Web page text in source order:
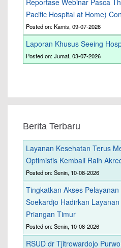
Reportase Webinar Pasca
Pacific Hospital at Home)
Posted on: Kamis, 09-07-2026
Laporan Khusus Seeing
Posted on: Jumat, 03-07-2026
Berita Terbaru
Layanan Kesehatan Terus
Optimistis Kembali Raih
Posted on: Senin, 10-08-2026
Tingkatkan Akses
Soekardjo Hadirkan
Priangan Timur
Posted on: Senin, 10-08-2026
RSUD dr Tjitrowardojo